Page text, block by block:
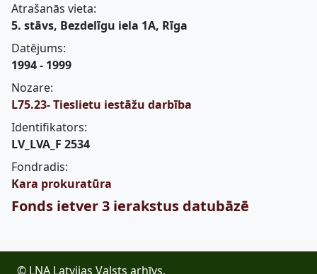
Atrašanās vieta:
5. stāvs, Bezdelīgu iela 1A, Rīga
Datējums:
1994 - 1999
Nozare:
L75.23- Tieslietu iestāžu darbība
Identifikators:
LV_LVA_F 2534
Fondradis:
Kara prokuratūra
Fonds ietver 3 ierakstus datubāzē
© LNA Latvijas Valsts arhīvs,